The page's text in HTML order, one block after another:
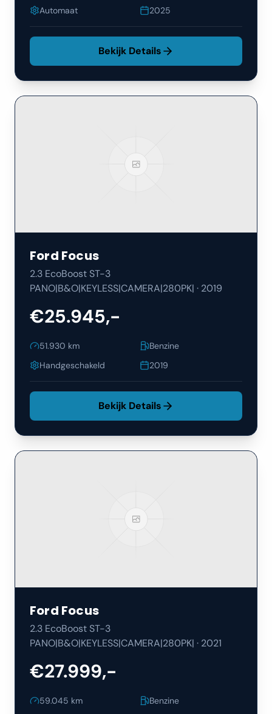
Automaat 2025
Bekijk Details
Ford Focus
2.3 EcoBoost ST-3
PANO|B&O|KEYLESS|CAMERA|280PK| · 2019
€25.945,-
51.930 km
Benzine
Handgeschakeld
2019
Bekijk Details
Ford Focus
2.3 EcoBoost ST-3
PANO|B&O|KEYLESS|CAMERA|280PK| · 2021
€27.999,-
59.045 km
Benzine